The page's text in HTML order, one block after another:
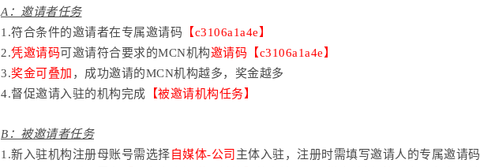
A：邀请者任务
1.符合条件的邀请者在专属邀请码 【c3106a1a4e】
2.凭邀请码可邀请符合要求的MCN机构邀请码 【c3106a1a4e】
3.奖金可叠加 ，成功邀请的MCN机构越多，奖金越多
4.督促邀请入驻的机构完成 【被邀请机构任务】
B：被邀请者任务
1.新入驻机构注册母账号需选择 自媒体-公司 主体入驻，注册时需填写邀请人的专属邀请码